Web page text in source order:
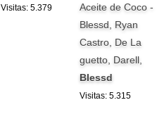
Visitas: 5.379
Aceite de Coco -
Blessd, Ryan
Castro, De La
guetto, Darell,
Blessd
Visitas: 5.315